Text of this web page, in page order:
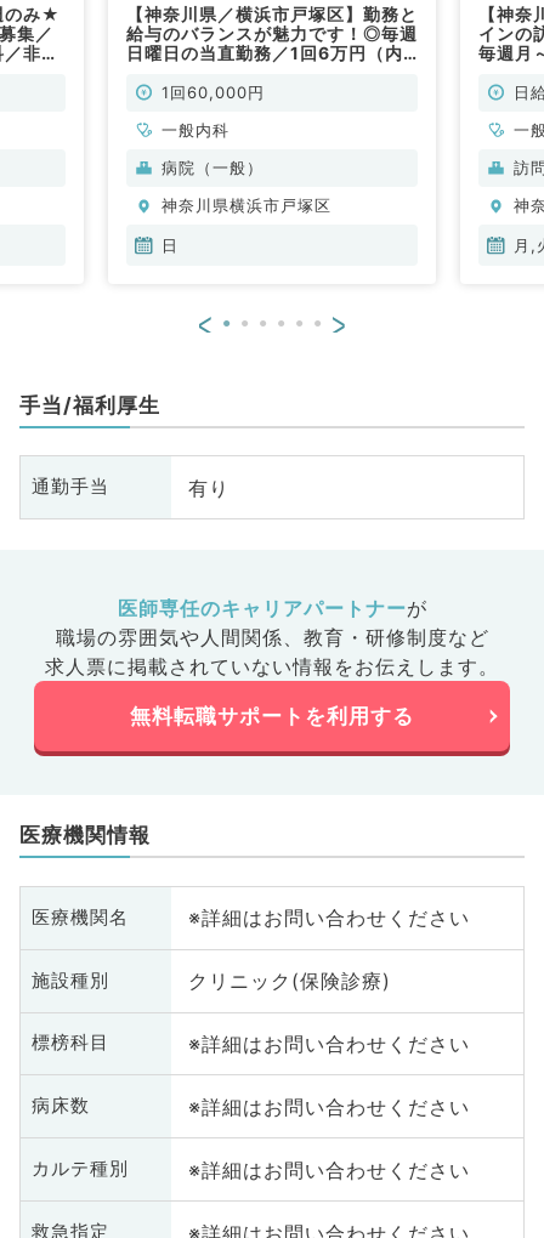
のみ★
集／
非常
【神奈川県／横浜市戸塚区】勤務と
給与のバランスが魅力です！◎毎週
日曜日の当直勤務／1回6万円（内
1回60,000円
一般内科
病院（一般）
神奈川県横浜市戸塚区
日
【神
インの
毎週月
歓迎日
一
訪
神
月,
< >
手当/福利厚生
通勤手当 有り
医師専任のキャリアパートナーが
職場の雰囲気や人間関係、 教育・研修制度など
求人票に掲載されていない情報をお伝えします。
無料転職サポートを利用する
医療機関情報
医療機関名 ※詳細はお問い合わせください
施設種別 クリニック(保険診療)
標榜科目 ※詳細はお問い合わせください
病床数 ※詳細はお問い合わせください
カルテ種別 ※詳細はお問い合わせください
救急指定 ※詳細はお問い合わせください